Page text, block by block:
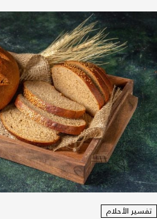
تفسير الأحلام